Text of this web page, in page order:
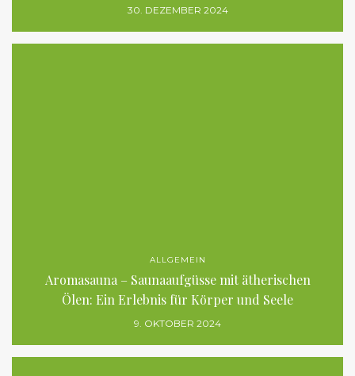
30. DEZEMBER 2024
ALLGEMEIN
Aromasauna – Saunaaufgüsse mit ätherischen
Ölen: Ein Erlebnis für Körper und Seele
9. OKTOBER 2024